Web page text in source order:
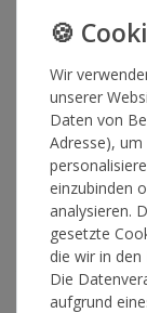
Pflegehinweis:
Artikelnummer14472
GRÖSSE
29,90 €*
Lieferzeit 1-3
Wir
unserer
Daten von
Adresse), um
einzubinden
analysieren.
gesetzte
die wir in den
Die
aufgrund